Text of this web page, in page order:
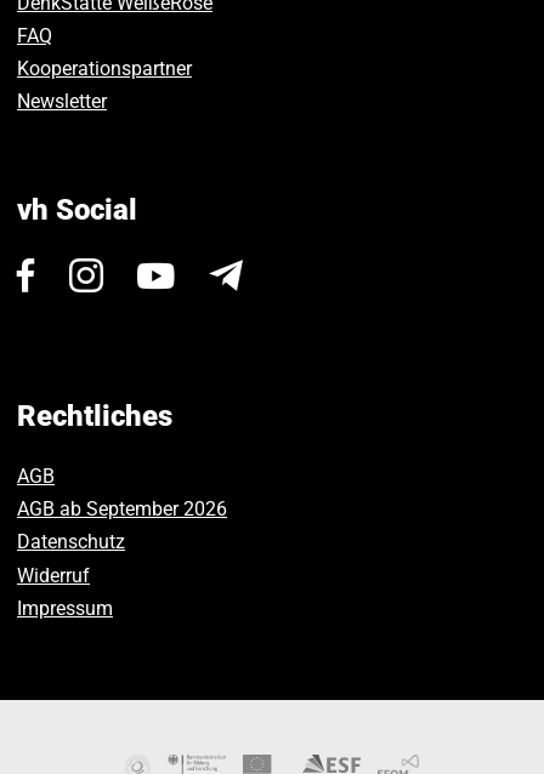
FAQ
Kooperationspartner
Newsletter
vh Social
Besuchen
Facebook.
Besuchen
Instagram.
Besuchen
Rechtliches
AGB
AGB ab September 2026
Datenschutz
Widerruf
Impressum